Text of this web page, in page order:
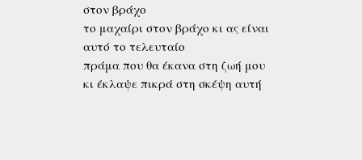
στον βράχο
το μαχαίρι στον βράχο κι ας είναι
αυτό το τελευταίο
πράμα που θα έκανα στη ζωή μου
κι έκλαψε πικρά στη σκέψη αυτή